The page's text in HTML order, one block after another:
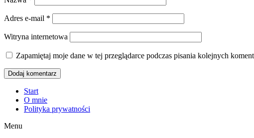
Adres e-mail *
Witryna internetowa
Zapamiętaj moje dane w tej przeglądarce podczas pisania kolejnych
Start
O mnie
Polityka prywatności
Menu